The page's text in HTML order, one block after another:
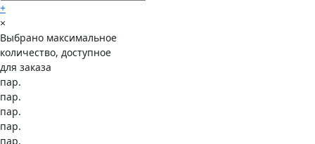
+
×
Выбрано максимальное
количество, доступное
для заказа
пар.
пар.
пар.
пар.
пар.